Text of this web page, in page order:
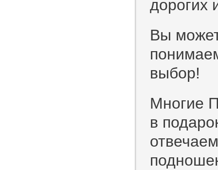
дорогих
Вы
выбор!
Многие
в